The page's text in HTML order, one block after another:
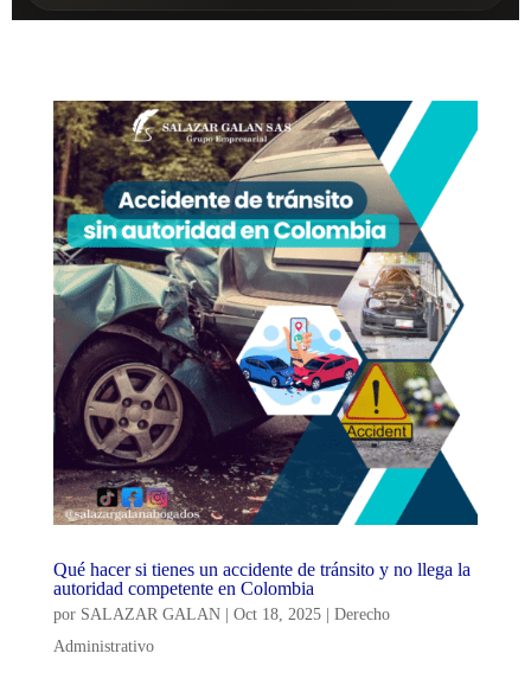
Qué hacer si tienes un accidente de tránsito y no llega la
autoridad competente en Colombia
por SALAZAR GALAN| Oct 18, 2025| Derecho
Administrativo